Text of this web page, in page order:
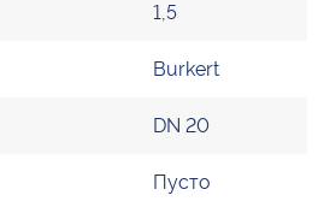
1,5
Burkert
DN 20
Пусто